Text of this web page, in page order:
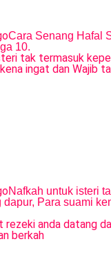
Cara Senang Hafal
10.
Nafkah untuk isteri
dapur, Para suami